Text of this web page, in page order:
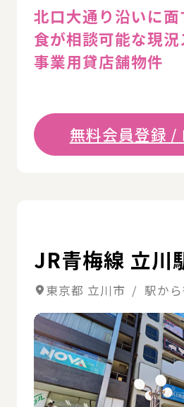
北口大通り沿いに
食が相談可能な現
事業用貸店舗物件
無料会員登録 /
JR青梅線 立川
東京都 立川市 / 駅から